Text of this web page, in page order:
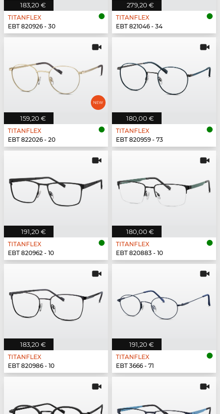
183,20 €
TITANFLEX
EBT 820926 - 30
279,20 €
TITANFLEX
EBT 821046 - 34
159,20 €
TITANFLEX
EBT 822026 - 20
180,00 €
TITANFLEX
EBT 820959 - 73
191,20 €
TITANFLEX
EBT 820962 - 10
180,00 €
TITANFLEX
EBT 820883 - 10
183,20 €
TITANFLEX
EBT 820986 - 10
191,20 €
TITANFLEX
EBT 3666 - 71